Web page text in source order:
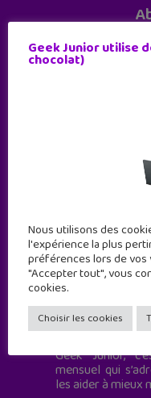
Geek Junior est
à destination des
Geek Junior,
mensuel qui
les aider à mieux
Geek Junior utilise
chocolat)
Nous utilisons des
l'expérience la plus
préférences lors de vos
"Accepter tout", vous
cookies.
Choisir les cookies